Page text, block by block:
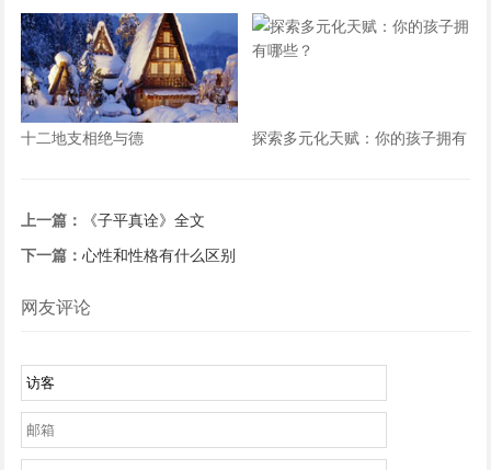
真正爱她的人
十二地支相绝与德
探索多元化天赋：你的孩子拥有
上一篇：
《子平真诠》全文
下一篇：心性和性格有什么区别
网友评论